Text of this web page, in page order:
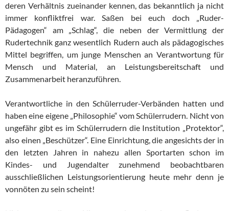
deren Verhältnis zueinander kennen, das bekanntlich ja nicht
immer konfliktfrei war. Saßen bei euch doch „Ruder-
Pädagogen“ am „Schlag“, die neben der Vermittlung der
Rudertechnik ganz wesentlich Rudern auch als pädagogisches
Mittel begriffen, um junge Menschen an Verantwortung für
Mensch und Material, an Leistungsbereitschaft und
Zusammenarbeit heranzuführen.
Verantwortliche in den Schülerruder-Verbänden hatten und
haben eine eigene „Philosophie“ vom Schülerrudern. Nicht von
ungefähr gibt es im Schülerrudern die Institution „Protektor“,
also einen „Beschützer“. Eine Einrichtung, die angesichts der in
den letzten Jahren in nahezu allen Sportarten schon im
Kindes- und Jugendalter zunehmend beobachtbaren
ausschließlichen Leistungsorientierung heute mehr denn je
vonnöten zu sein scheint!